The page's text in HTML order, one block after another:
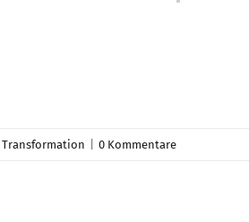
Transformation 0 Kommentare